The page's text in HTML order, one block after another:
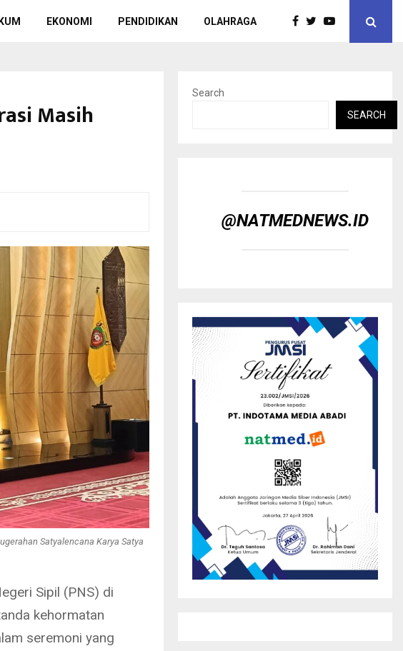
EKONOMI PENDIDIKAN OLAHRAGA
Masih
Satyalencana Karya Satya
Sipil (PNS) di
kehormatan
seremoni yang
Search
SEARCH
@NATMEDNEWS.ID